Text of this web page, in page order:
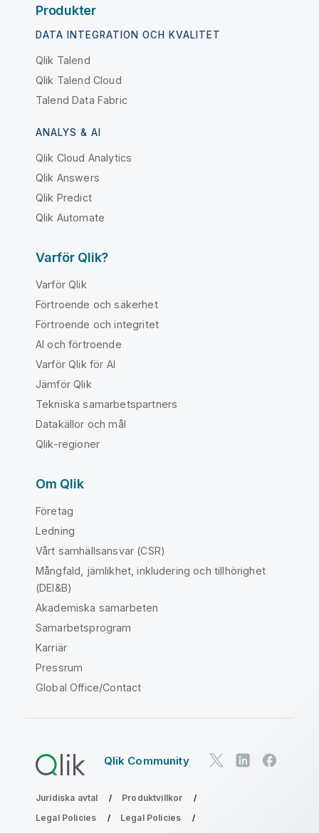
Produkter
DATA INTEGRATION OCH KVALITET
Qlik Talend
Qlik Talend Cloud
Talend Data Fabric
ANALYS & AI
Qlik Cloud Analytics
Qlik Answers
Qlik Predict
Qlik Automate
Varför Qlik?
Varför Qlik
Förtroende och säkerhet
Förtroende och integritet
AI och förtroende
Varför Qlik för AI
Jämför Qlik
Tekniska samarbetspartners
Datakällor och mål
Qlik-regioner
Om Qlik
Företag
Ledning
Vårt samhällsansvar (CSR)
Mångfald, jämlikhet, inkludering och tillhörighet
(DEI&B)
Akademiska samarbeten
Samarbetsprogram
Karriär
Pressrum
Global Office/Contact
Qlik Community
Juridiska avtal
Produktvillkor
Legal Policies
Legal Policies